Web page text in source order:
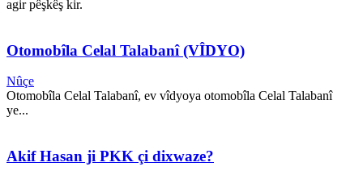
agir pêşkêş kir.
Otomobîla Celal Talabanî (VÎDYO)
Nûçe
Otomobîla Celal Talabanî, ev vîdyoya otomobîla Celal Talabanî
ye...
Akif Hasan ji PKK çi dixwaze?